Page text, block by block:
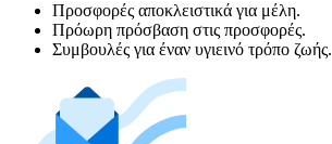
Προσφορές αποκλειστικά για μέλη.
Πρόωρη πρόσβαση στις προσφορές.
Συμβουλές για έναν υγιεινό τρόπο ζωής.